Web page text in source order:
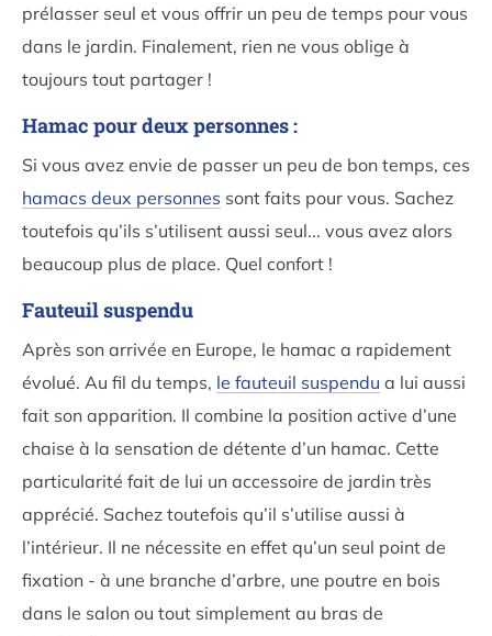
prélasser seul et vous offrir un peu de temps pour vous
dans le jardin. Finalement, rien ne vous oblige à
toujours tout partager !
Hamac pour deux personnes :
Si vous avez envie de passer un peu de bon temps, ces
hamacs deux personnes sont faits pour vous. Sachez
toutefois qu’ils s’utilisent aussi seul... vous avez alors
beaucoup plus de place. Quel confort !
Fauteuil suspendu
Après son arrivée en Europe, le hamac a rapidement
évolué. Au fil du temps, le fauteuil suspendu a lui aussi
fait son apparition. Il combine la position active d’une
chaise à la sensation de détente d’un hamac. Cette
particularité fait de lui un accessoire de jardin très
apprécié. Sachez toutefois qu’il s’utilise aussi à
l’intérieur. Il ne nécessite en effet qu’un seul point de
fixation - à une branche d’arbre, une poutre en bois
dans le salon ou tout simplement au bras de